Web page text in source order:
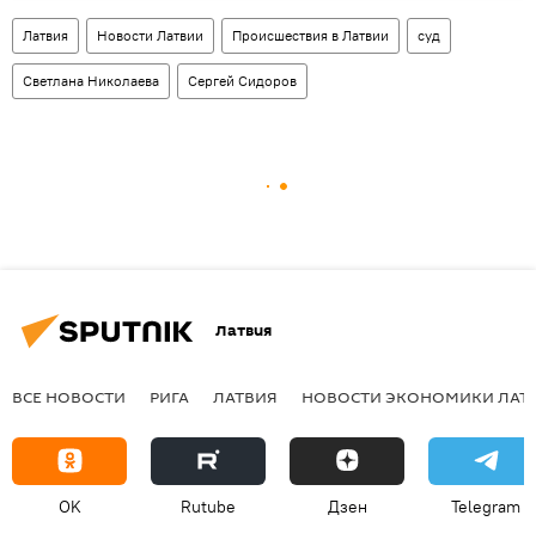
Латвия Новости Латвии Происшествия в Латвии суд
Светлана Николаева Сергей Сидоров
Латвия
ВСЕ НОВОСТИ РИГА ЛАТВИЯ НОВОСТИ ЭКОНОМИКИ
OK Rutube Дзен Telegram